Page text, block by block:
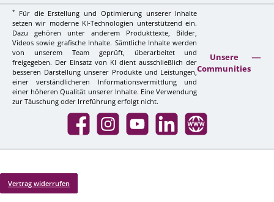
*
Für die Erstellung und Optimierung unserer Inhalte
setzen wir moderne KI-Technologien unterstützend ein.
Dazu gehören unter anderem Produkttexte, Bilder,
Videos sowie grafische Inhalte. Sämtliche Inhalte werden
von unserem Team geprüft, überarbeitet und
freigegeben. Der Einsatz von KI dient ausschließlich der
besseren Darstellung unserer Produkte und Leistungen,
einer verständlicheren Informationsvermittlung und
einer höheren Qualität unserer Inhalte. Eine Verwendung
zur Täuschung oder Irreführung erfolgt nicht.
Unsere
Communities
Facebook InstagramYouTube LinkedIn Website
Vertrag widerrufen